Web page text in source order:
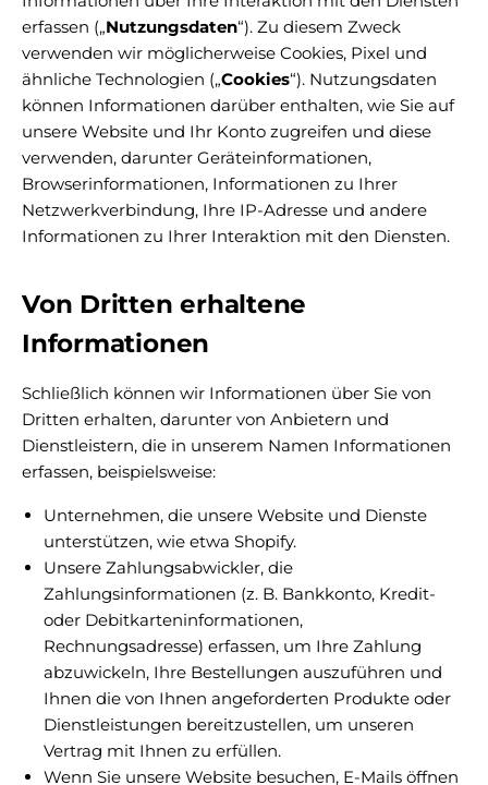
erfassen („Nutzungsdaten“). Zu diesem Zweck
verwenden wir möglicherweise Cookies, Pixel und
ähnliche Technologien („Cookies“). Nutzungsdaten
können Informationen darüber enthalten, wie Sie auf
unsere Website und Ihr Konto zugreifen und diese
verwenden, darunter Geräteinformationen,
Browserinformationen, Informationen zu Ihrer
Netzwerkverbindung, Ihre IP-Adresse und andere
Informationen zu Ihrer Interaktion mit den Diensten.
Von Dritten erhaltene
Informationen
Schließlich können wir Informationen über Sie von
Dritten erhalten, darunter von Anbietern und
Dienstleistern, die in unserem Namen Informationen
erfassen, beispielsweise:
Unternehmen, die unsere Website und Dienste
unterstützen, wie etwa Shopify.
Unsere Zahlungsabwickler, die
Zahlungsinformationen (z. B. Bankkonto, Kredit-
oder Debitkarteninformationen,
Rechnungsadresse) erfassen, um Ihre Zahlung
abzuwickeln, Ihre Bestellungen auszuführen und
Ihnen die von Ihnen angeforderten Produkte oder
Dienstleistungen bereitzustellen, um unseren
Vertrag mit Ihnen zu erfüllen.
Wenn Sie unsere Website besuchen, E-Mails öffnen